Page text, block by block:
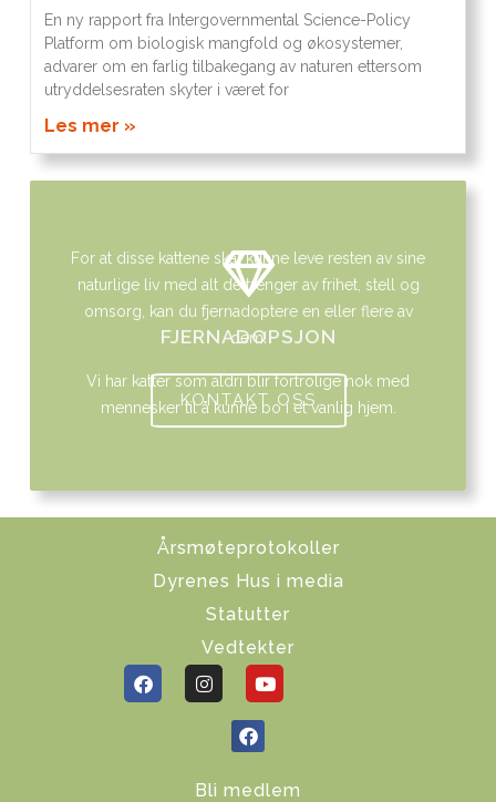
En ny rapport fra Intergovernmental Science-Policy
Platform om biologisk mangfold og økosystemer,
advarer om en farlig tilbakegang av naturen ettersom
utryddelsesraten skyter i været for
Les mer »
FJERNADOPSJON
Vi har katter som aldri blir fortrolige nok med
mennesker til å kunne bo i et vanlig hjem.
For at disse kattene skal kunne leve resten av sine
naturlige liv med alt de trenger av frihet, stell og
omsorg, kan du fjernadoptere en eller flere av
dem!
KONTAKT OSS
Årsmøteprotokoller
Dyrenes Hus i media
Statutter
Vedtekter
Bli medlem